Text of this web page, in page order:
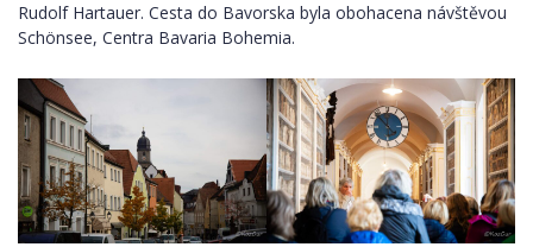
Rudolf Hartauer. Cesta do Bavorska byla obohacena návštěvou
Schönsee, Centra Bavaria Bohemia.